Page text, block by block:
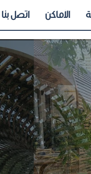
الأماكن اتصل بنا